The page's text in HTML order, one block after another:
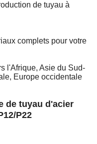
de tuyau à
complets pour votre
l'Afrique, Asie du Sud-
Europe occidentale
de tuyau d'acier
P22